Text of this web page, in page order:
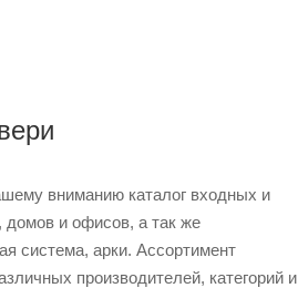
вниманию каталог входных и
домов и офисов, а так же
система, арки. Ассортимент
производителей, категорий и